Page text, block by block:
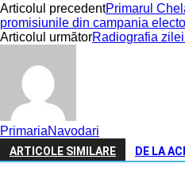
Articolul precedentPrimarul
promisiunile din campania
Articolul următorRadiografia
PrimariaNavodari
ARTICOLE SIMILARE DE LA